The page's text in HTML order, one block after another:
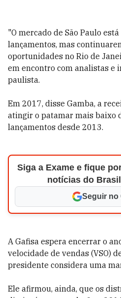
"O mercado de São Paulo
lançamentos, mas
oportunidades no Rio de
em encontro com analistas e
paulista.
Em 2017, disse Gamba, a
atingir o patamar mais baixo
lançamentos desde 2013.
Siga a Exame e fique
notícias do
Seguir no
A Gafisa espera encerrar o
velocidade de vendas (VSO)
presidente considera uma
Ele afirmou, ainda, que os